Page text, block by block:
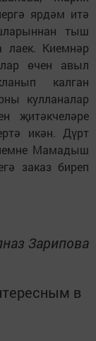
ярдәм итә
тыш
лаек. Киемнәр
өчен авыл
калган
кулланалар
җитәкчеләре
икән. Дүрт
Мамадыш
заказ биреп
Зарипова
в